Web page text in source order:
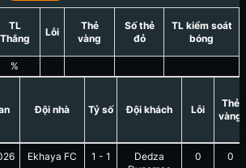
TL
Thắng
%
Lỗi
Thẻ
vàng
Số thẻ
đỏ
TL kiểm soát
bóng
Đội nhà Tỷ số Đội khách Lỗi
Thẻ
vàng
Ekhaya FC 1 - 1
Dedza
0 0